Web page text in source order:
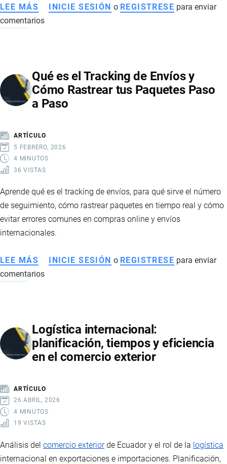
LEE MÁS SOBRE
CÓDIGO
Y
SU
PAPEL
ENTREGA
DE
PAQUETES
INICIE SESIÓN o REGISTRESE para enviar
comentarios
Qué es el Tracking de Envíos y
Cómo Rastrear tus Paquetes Paso
a Paso
ARTÍCULO
5 FEBRERO, 2026
4 MINUTOS
36 VISTAS
Aprende qué es el tracking de envíos, para qué sirve el número
de seguimiento, cómo rastrear paquetes en tiempo real y cómo
evitar errores comunes en compras online y envíos
internacionales.
LEE MÁS SOBRE
QUÉ
DE
ENVÍOS
Y
TUS
PAQUETES
PASO
PASO
INICIE SESIÓN o REGISTRESE para enviar
comentarios
Logística internacional:
planificación, tiempos y eficiencia
en el comercio exterior
ARTÍCULO
26 ABRIL, 2026
4 MINUTOS
19 VISTAS
Análisis del comercio exteriorde Ecuador y el rol de la logística
internacional en exportaciones e importaciones. Planificación,